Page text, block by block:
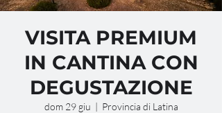
VISITA PREMIUM
IN CANTINA CON
DEGUSTAZIONE
dom 29 giu
  |
Provincia di Latina